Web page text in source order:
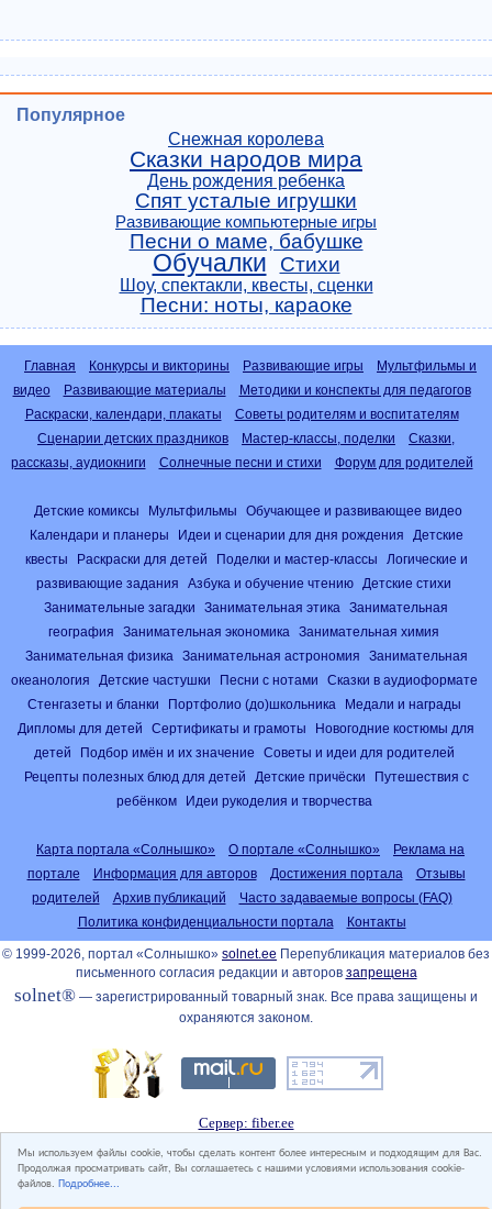
Мы используем файлы cookie, чтобы сделать контент более интересным и подходящим для Вас.
Продолжая просматривать сайт, Вы соглашаетесь с нашими условиями использования cookie-
файлов. Подробнее...
Популярное
Снежная королева
Сказки народов мира
День рождения ребенка
Спят усталые игрушки
Развивающие компьютерные игры
Песни о маме, бабушке
Обучалки Стихи
Шоу, спектакли, квесты, сценки
Песни: ноты, караоке
Главная Конкурсы и викторины Развивающие игры
Мультфильмы и
видео
Развивающие материалы
Методики и конспекты для педагогов
Раскраски, календари, плакаты
Советы родителям и воспитателям
Сценарии детских праздников
Мастер-классы, поделки
Сказки,
рассказы, аудиокниги
Солнечные песни и стихи Форум для родителей
Детские комиксы Мультфильмы
Обучающее и развивающее видео
Календари и планеры
Идеи и сценарии для дня рождения
Детские
квесты
Раскраски для детей Поделки и мастер-классы
Логические и
развивающие задания
Азбука и обучение чтению
Детские стихи
Занимательные загадки
Занимательная этика
Занимательная
география
Занимательная экономика
Занимательная химия
Занимательная физика
Занимательная астрономия
Занимательная
океанология
Детские частушки Песни с нотами
Сказки в аудиоформате
Стенгазеты и бланки
Портфолио (до)школьника
Медали и награды
Дипломы для детей
Сертификаты и грамоты
Новогодние костюмы для
детей
Подбор имён и их значение
Советы и идеи для родителей
Рецепты полезных блюд для детей
Детские причёски
Путешествия с
ребёнком
Идеи рукоделия и творчества
Карта портала «Солнышко» О портале «Солнышко»
Реклама на
портале
Информация для авторов Достижения портала
Отзывы
родителей
Архив публикаций
Часто задаваемые вопросы (FAQ)
Политика конфиденциальности портала
Контакты
© 1999-2026, портал «Солнышко» solnet.ee Перепубликация материалов без
письменного согласия редакции и авторов запрещена
solnet® — зарегистрированный товарный знак. Все права защищены и
охраняются законом.
Сервер: fiber.ee